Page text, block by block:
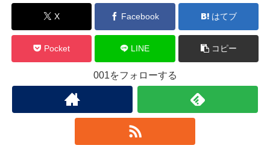
X Facebook はてブ
Pocket LINE コピー
001をフォローする